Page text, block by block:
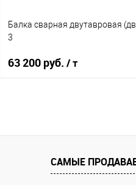
Балка сварная двутавровая
3
63 200 руб. / т
В избранноеСАМЫЕ